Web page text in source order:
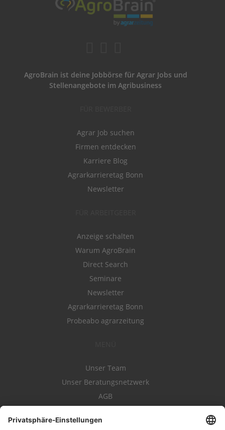
AgroBrain ist deine Jobbörse für Agrar Jobs und
Stellenangebote im Agribusiness
Agrar Job suchen
Firmen entdecken
Karriere Blog
Agrarkarrieretag Bonn
Newsletter
Anzeige schalten
Warum AgroBrain
Direct Search
Seminare
Newsletter
Agrarkarrieretag Bonn
Probeabo agrarzeitung
Unser Team
Unser Beratungsnetzwerk
AGB
Datenschutz